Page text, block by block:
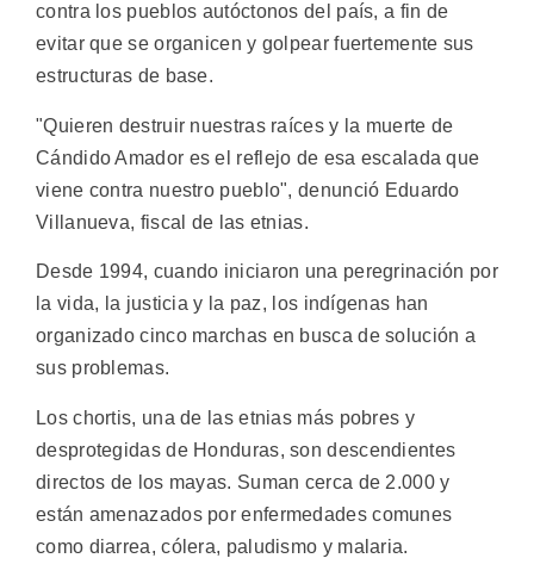
contra los pueblos autóctonos del país, a fin de
evitar que se organicen y golpear fuertemente sus
estructuras de base.
"Quieren destruir nuestras raíces y la muerte de
Cándido Amador es el reflejo de esa escalada que
viene contra nuestro pueblo", denunció Eduardo
Villanueva, fiscal de las etnias.
Desde 1994, cuando iniciaron una peregrinación por
la vida, la justicia y la paz, los indígenas han
organizado cinco marchas en busca de solución a
sus problemas.
Los chortis, una de las etnias más pobres y
desprotegidas de Honduras, son descendientes
directos de los mayas. Suman cerca de 2.000 y
están amenazados por enfermedades comunes
como diarrea, cólera, paludismo y malaria.